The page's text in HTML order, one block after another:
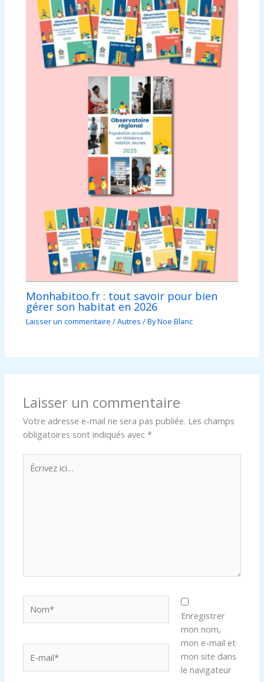
Monhabitoo.fr : tout savoir pour bien
gérer son habitat en 2026
Laisser un commentaire /Autres / ByNoe Blanc
Laisser un commentaire
Votre adresse e-mail ne sera pas publiée. Les champs
obligatoires sont indiqués avec*
Écrivez
ici…
mail*
Enregistrer
mon nom,
mon e-mail et
mon site dans
le navigateur